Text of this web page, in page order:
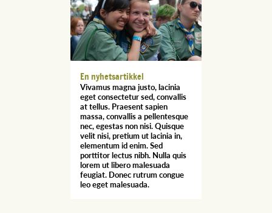
En nyhetsartikkel
Vivamus magna justo, lacinia
eget consectetur sed, convallis
at tellus. Praesent sapien
massa, convallis a pellentesque
nec, egestas non nisi. Quisque
velit nisi, pretium ut lacinia in,
elementum id enim. Sed
porttitor lectus nibh. Nulla quis
lorem ut libero malesuada
feugiat. Donec rutrum congue
leo eget malesuada.